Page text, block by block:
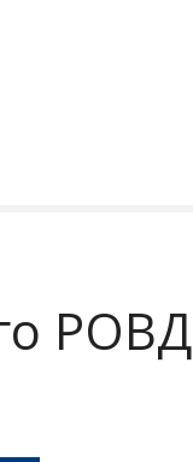
РОВД